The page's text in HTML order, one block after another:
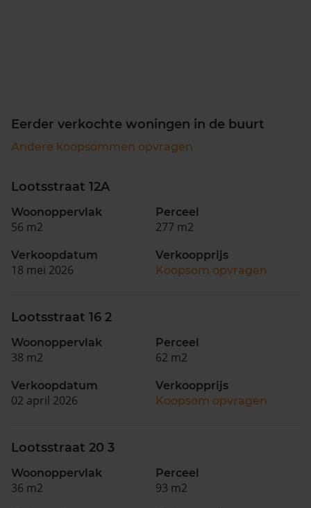
Eerder verkochte woningen in de buurt
Andere koopsommen opvragen
Lootsstraat 12A
Woonoppervlak
56 m2
Perceel
277 m2
Verkoopdatum
18 mei 2026
Verkoopprijs
Koopsom opvragen
Lootsstraat 16 2
Woonoppervlak
38 m2
Perceel
62 m2
Verkoopdatum
02 april 2026
Verkoopprijs
Koopsom opvragen
Lootsstraat 20 3
Woonoppervlak
36 m2
Perceel
93 m2